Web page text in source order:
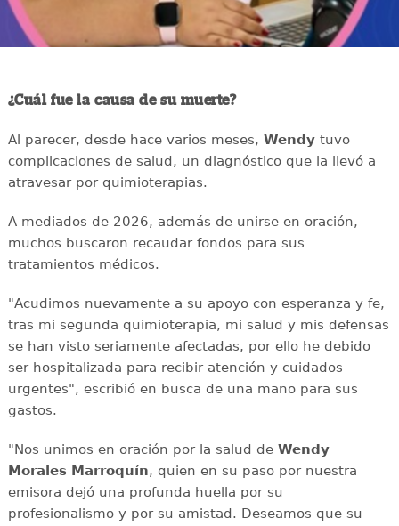
¿Cuál fue la causa de su muerte?
Al parecer, desde hace varios meses, Wendytuvo
complicaciones de salud, un diagnóstico que la llevó a
atravesar por quimioterapias.
A mediados de 2026, además de unirse en oración,
muchos buscaron recaudar fondos para sus
tratamientos médicos.
"Acudimos nuevamente a su apoyo con esperanza y fe,
tras mi segunda quimioterapia, mi salud y mis defensas
se han visto seriamente afectadas, por ello he debido
ser hospitalizada para recibir atención y cuidados
urgentes", escribió en busca de una mano para sus
gastos.
"Nos unimos en oración por la salud de Wendy
Morales Marroquín, quien en su paso por nuestra
emisora dejó una profunda huella por su
profesionalismo y por su amistad. Deseamos que su